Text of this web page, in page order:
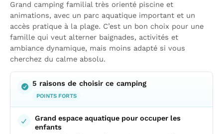
Grand camping familial très orienté piscine et
animations, avec un parc aquatique important et un
accès pratique à la plage. C’est un bon choix pour une
famille qui veut alterner baignades, activités et
ambiance dynamique, mais moins adapté si vous
cherchez du calme absolu.
5 raisons de choisir ce camping
POINTS FORTS
Grand espace aquatique pour occuper les
enfants